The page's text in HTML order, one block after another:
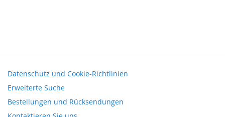
Datenschutz und Cookie-Richtlinien
Erweiterte Suche
Bestellungen und Rücksendungen